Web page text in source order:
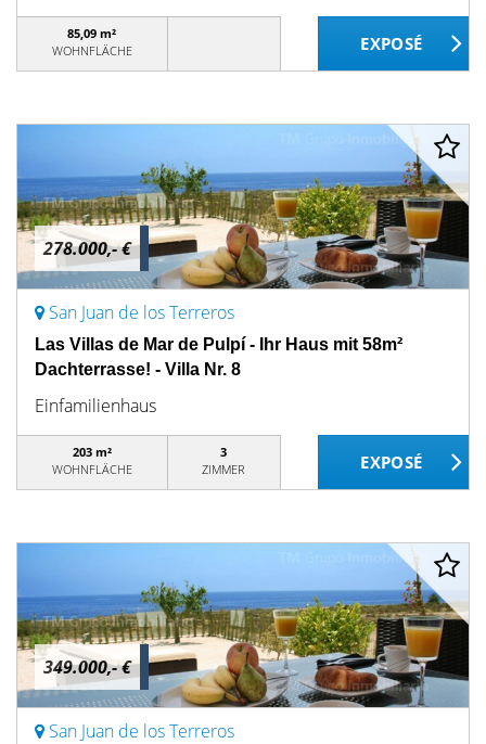
85,09 m²
WOHNFLÄCHE
278.000,- €
San Juan de los Terreros
Las Villas de Mar de Pulpí - Ihr Haus mit 58m²
Dachterrasse! - Villa Nr. 8
Einfamilienhaus
203 m²
WOHNFLÄCHE
3
ZIMMER
349.000,- €
San Juan de los Terreros